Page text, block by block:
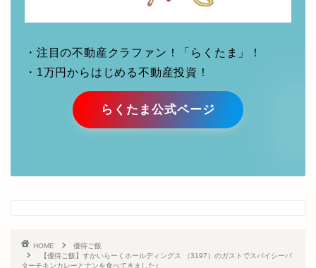
・1万円からはじめる不動産投資！
HOME
優待ご飯
RELATED POST